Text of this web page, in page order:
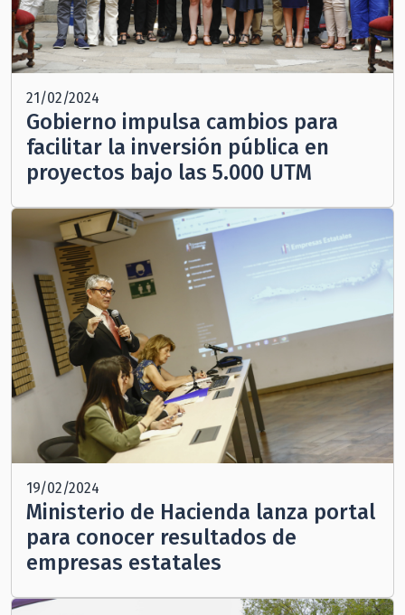
21/02/2024
Gobierno impulsa cambios para
facilitar la inversión pública en
proyectos bajo las 5.000 UTM
19/02/2024
Ministerio de Hacienda lanza portal
para conocer resultados de
empresas estatales